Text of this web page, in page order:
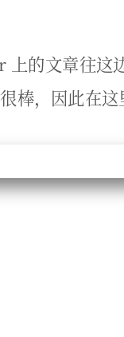
的文章往这
棒，因此在这